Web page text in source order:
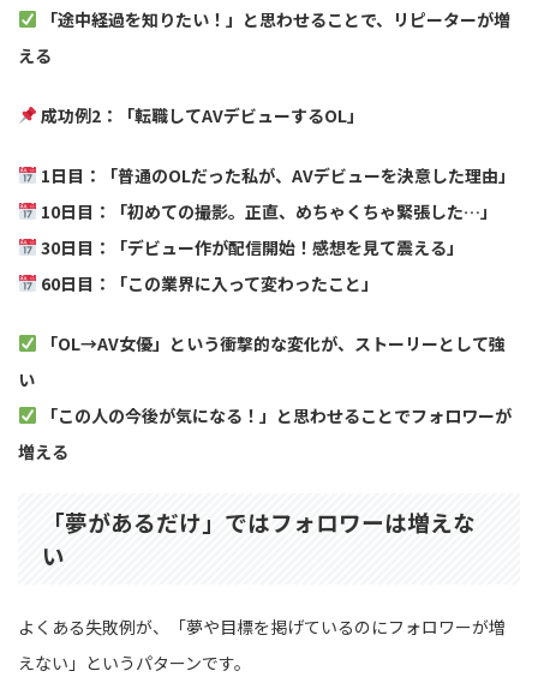
「途中経過を知りたい！」と思わせることで、リピーターが増
える
成功例2：「転職してAVデビューするOL」
1日目：「普通のOLだった私が、AVデビューを決意した理由」
10日目：「初めての撮影。正直、めちゃくちゃ緊張した…」
30日目：「デビュー作が配信開始！感想を見て震える」
60日目：「この業界に入って変わったこと」
「OL→AV女優」という衝撃的な変化が、ストーリーとして強
い
「この人の今後が気になる！」と思わせることでフォロワーが
増える
「夢があるだけ」ではフォロワーは増えな
い
よくある失敗例が、「夢や目標を掲げているのにフォロワーが増
えない」というパターンです。